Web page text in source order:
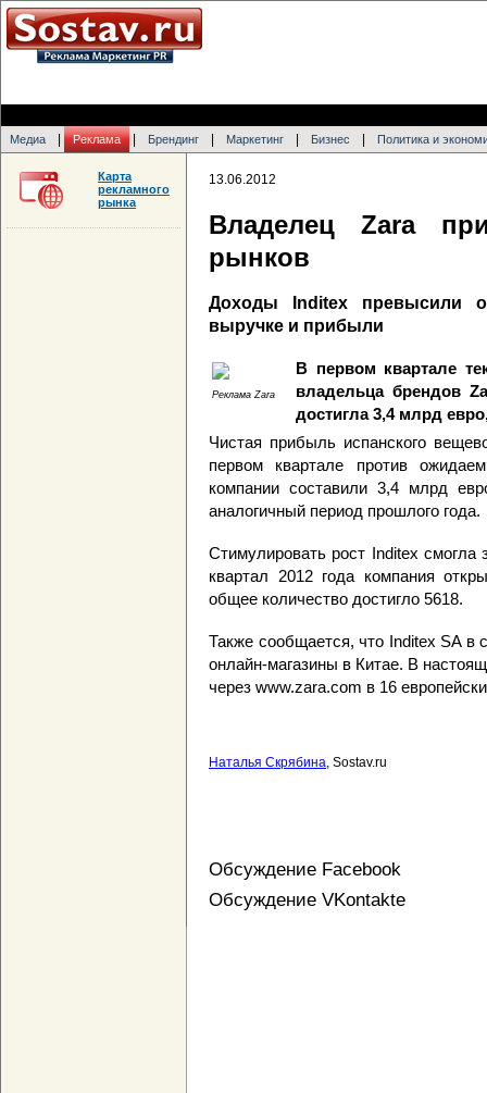
Медиа Реклама Брендинг Маркетинг Бизнес Политика и
13.06.2012
Владелец Zara
рынков
Доходы Inditex превысили
выручке и прибыли
Реклама Zara
В первом квартале
владельца брендов
достигла 3,4 млрд
Чистая прибыль испанского
первом квартале против
компании составили 3,4 млрд
аналогичный период прошлого года.
Стимулировать рост Inditex
квартал 2012 года компания
общее количество достигло 5618.
Также сообщается, что Inditex SA в
онлайн-магазины в Китае. В
через www.zara.com в 16
Наталья Скрябина, Sostav.ru
Обсуждение Facebook
Обсуждение VKontakte
Карта
рекламного
рынка